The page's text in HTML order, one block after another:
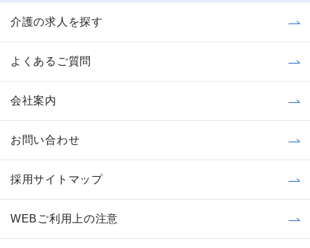
介護の求人を探す
よくあるご質問
会社案内
お問い合わせ
採用サイトマップ
WEBご利用上の注意